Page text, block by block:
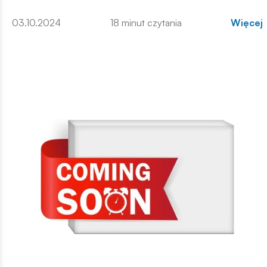
03.10.2024 18 minut czytania Więcej